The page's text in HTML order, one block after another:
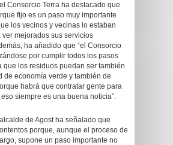
Consorcio Terra ha destacado que
fijo es un paso muy importante
los vecinos y vecinas lo estaban
mejorados sus servicios
ha añadido que “el Consorcio
por cumplir todos los pasos
que los residuos puedan ser también
de economía verde y también de
habrá que contratar gente para
siempre es una buena noticia”.
de Agost ha señalado que
porque, aunque el proceso de
supone un paso importante no